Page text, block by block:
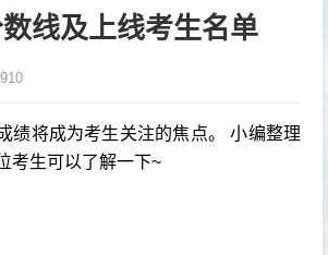
线及上线考生名单
绩将成为考生关注的焦点。 小编整理
考生可以了解一下~